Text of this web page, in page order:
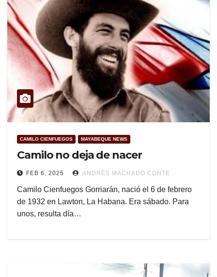
CAMILO CIENFUEGOS MAYABEQUE NEWS
Camilo no deja de nacer
FEB 6, 2025 ANDRÉS MACHADO CONTE
Camilo Cienfuegos Gorriarán, nació el 6 de febrero
de 1932 en Lawton, La Habana. Era sábado. Para
unos, resulta día…